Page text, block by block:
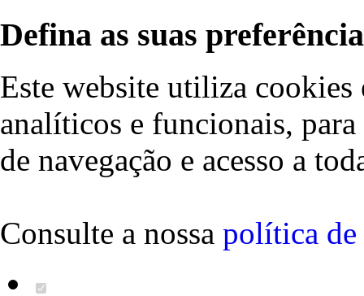
Defina as suas
Este website utiliza cookies
analíticos e funcionais,
de navegação e acesso a
Consulte a nossa política de